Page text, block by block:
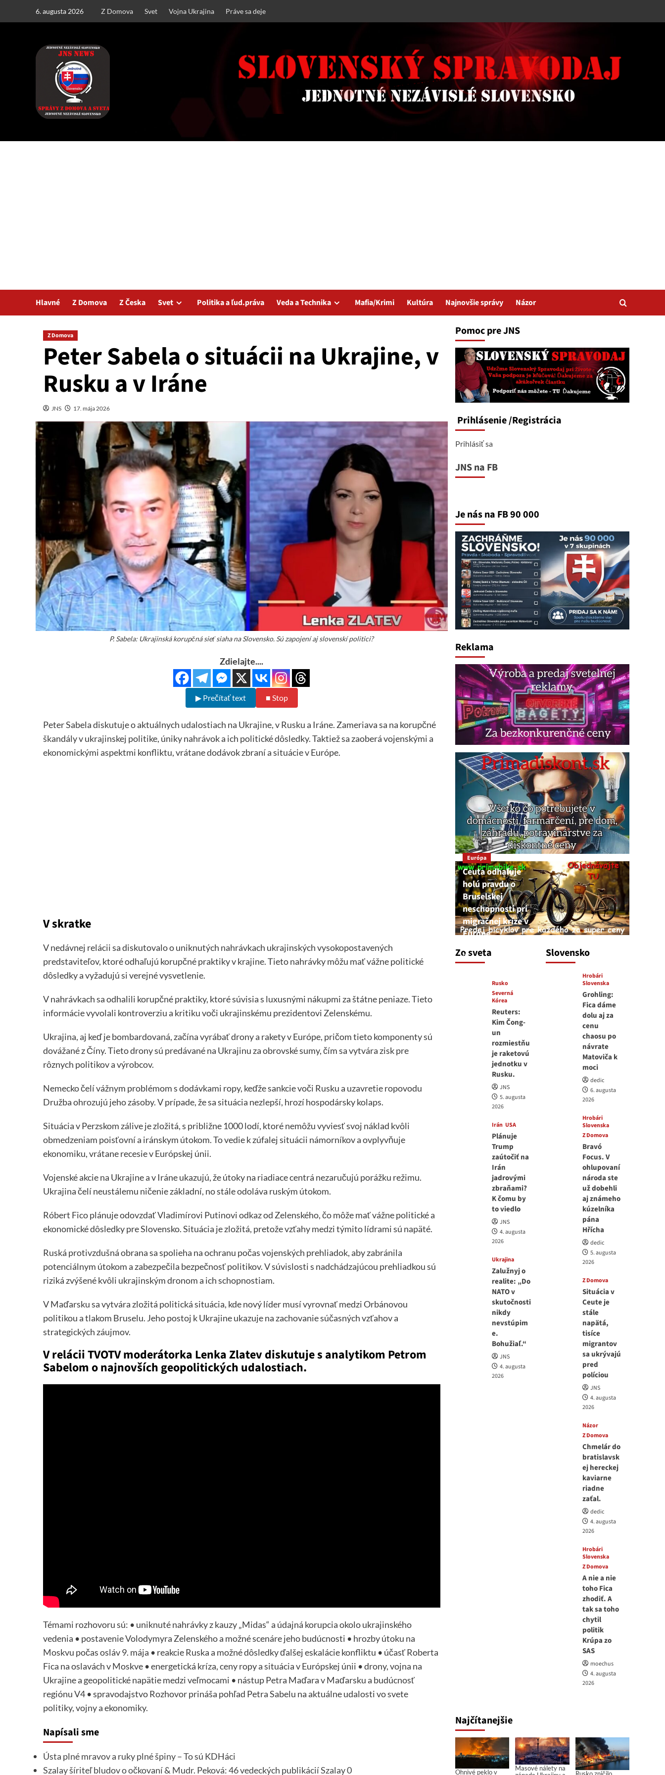
6. augusta 2026 Z Domova Svet Vojna Ukrajina Práve sa deje
Hlavné Z Domova Z Česka Svet Politika a ľud.práva Veda a Technika Mafia/Krimi Kultúra Najnovšie správy Názor
Z Domova
Peter Sabela o situácii na Ukrajine, v
Rusku a v Iráne
JNS 17. mája 2026
P. Sabela: Ukrajinská korupčná sieť siaha na Slovensko. Sú zapojení aj slovenskí politici?
Zdielajte....
▶ Prečítať text ■ Stop
Peter Sabela diskutuje o aktuálnych udalostiach na Ukrajine, v Rusku a Iráne. Zameriava sa na korupčné
škandály v ukrajinskej politike, úniky nahrávok a ich politické dôsledky. Taktiež sa zaoberá vojenskými a
ekonomickými aspektmi konfliktu, vrátane dodávok zbraní a situácie v Európe.
V skratke
V nedávnej relácii sa diskutovalo o uniknutých nahrávkach ukrajinských vysokopostavených
predstaviteľov, ktoré odhaľujú korupčné praktiky v krajine. Tieto nahrávky môžu mať vážne politické
dôsledky a vyžadujú si verejné vysvetlenie.
V nahrávkach sa odhalili korupčné praktiky, ktoré súvisia s luxusnými nákupmi za štátne peniaze. Tieto
informácie vyvolali kontroverziu a kritiku voči ukrajinskému prezidentovi Zelenskému.
Ukrajina, aj keď je bombardovaná, začína vyrábať drony a rakety v Európe, pričom tieto komponenty sú
dovážané z Číny. Tieto drony sú predávané na Ukrajinu za obrovské sumy, čím sa vytvára zisk pre
rôznych politikov a výrobcov.
Nemecko čelí vážnym problémom s dodávkami ropy, keďže sankcie voči Rusku a uzavretie ropovodu
Družba ohrozujú jeho zásoby. V prípade, že sa situácia nezlepší, hrozí hospodársky kolaps.
Situácia v Perzskom zálive je zložitá, s približne 1000 lodí, ktoré nemôžu vyviesť svoj náklad kvôli
obmedzeniam poisťovní a iránskym útokom. To vedie k zúfalej situácii námorníkov a ovplyvňuje
ekonomiku, vrátane recesie v Európskej únii.
Vojenské akcie na Ukrajine a v Iráne ukazujú, že útoky na riadiace centrá nezaručujú porážku režimu.
Ukrajina čelí neustálemu ničenie základní, no stále odoláva ruským útokom.
Róbert Fico plánuje odovzdať Vladimírovi Putinovi odkaz od Zelenského, čo môže mať vážne politické a
ekonomické dôsledky pre Slovensko. Situácia je zložitá, pretože vzťahy medzi týmito lídrami sú napäté.
Ruská protivzdušná obrana sa spolieha na ochranu počas vojenských prehliadok, aby zabránila
potenciálnym útokom a zabezpečila bezpečnosť politikov. V súvislosti s nadchádzajúcou prehliadkou sú
riziká zvýšené kvôli ukrajinským dronom a ich schopnostiam.
V Maďarsku sa vytvára zložitá politická situácia, kde nový líder musí vyrovnať medzi Orbánovou
politikou a tlakom Bruselu. Jeho postoj k Ukrajine ukazuje na zachovanie súčasných vzťahov a
strategických záujmov.
V relácii TVOTV moderátorka Lenka Zlatev diskutuje s analytikom Petrom
Sabelom o najnovších geopolitických udalostiach.
Témami rozhovoru sú: • uniknuté nahrávky z kauzy „Midas“ a údajná korupcia okolo ukrajinského
vedenia • postavenie Volodymyra Zelenského a možné scenáre jeho budúcnosti • hrozby útoku na
Moskvu počas osláv 9. mája • reakcie Ruska a možné dôsledky ďalšej eskalácie konfliktu • účasť Roberta
Fica na oslavách v Moskve • energetická kríza, ceny ropy a situácia v Európskej únii • drony, vojna na
Ukrajine a geopolitické napätie medzi veľmocami • nástup Petra Maďara v Maďarsku a budúcnosť
regiónu V4 • spravodajstvo Rozhovor prináša pohľad Petra Sabelu na aktuálne udalosti vo svete
politiky, vojny a ekonomiky.
Napísali sme
Ústa plné mravov a ruky plné špiny – To sú KDHáci
Szalay šíriteľ bludov o očkovaní & Mudr. Peková: 46 vedeckých publikácií Szalay 0
Pomoc pre JNS
Prihlásenie/Registrácia
Prihlásiť sa
JNS na FB
Je nás na FB 90 000
Reklama
Zo sveta
Európa
Ceuta odhaľuje
holú pravdu o
Bruselskej
neschopnosti pri
migračnej kríze v
Európe
5. augusta 2026
Rusko
Severná
Kórea
Reuters:
Kim Čong-
un
rozmiestňu
je raketovú
jednotku v
Rusku.
JNS
5. augusta
2026
Irán USA
Plánuje
Trump
zaútočiť na
Irán
jadrovými
zbraňami?
K čomu by
to viedlo
JNS
4. augusta
2026
Ukrajina
Zalužnyj o
realite: „Do
NATO v
skutočnosti
nikdy
nevstúpim
e.
Bohužiaľ.“
JNS
4. augusta
2026
Slovensko
Hrobári
Slovenska
Grohling:
Fica dáme
dolu aj za
cenu
chaosu po
návrate
Matoviča k
moci
dedic
6. augusta
2026
Hrobári
Slovenska
Z Domova
Bravó
Focus. V
ohlupovaní
národa ste
už dobehli
aj známeho
kúzelníka
pána
Hřícha
dedic
5. augusta
2026
Z Domova
Situácia v
Ceute je
stále
napätá,
tisíce
migrantov
sa ukrývajú
pred
políciou
JNS
4. augusta
2026
Názor
Z Domova
Chmelár do
bratislavsk
ej hereckej
kaviarne
riadne
zaťal.
dedic
4. augusta
2026
Hrobári
Slovenska
Z Domova
A nie a nie
toho Fica
zhodiť. A
tak sa toho
chytil
politik
Krúpa zo
SAS
moechus
4. augusta
2026
Najčítanejšie
Ohnivé peklo v
Masové nálety na